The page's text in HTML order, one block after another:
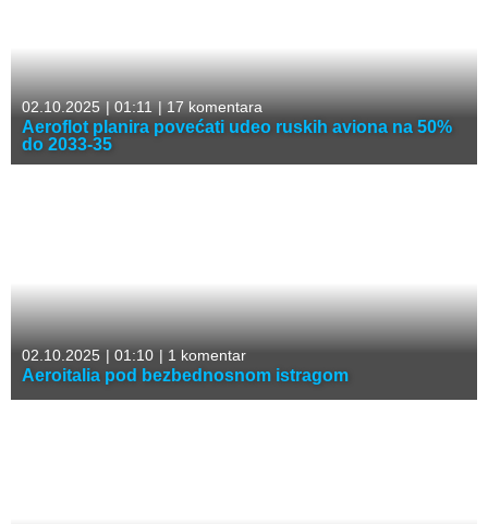
02.10.2025 |01:11 |17 komentara
Aeroflot planira povećati udeo ruskih aviona na 50%
do 2033-35
02.10.2025 | 01:10 | 1 komentar
Aeroitalia pod bezbednosnom istragom